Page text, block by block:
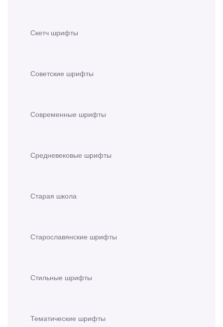
Скетч шрифты
Советские шрифты
Современные шрифты
Средневековые шрифты
Старая школа
Старославянские шрифты
Стильные шрифты
Тематические шрифты